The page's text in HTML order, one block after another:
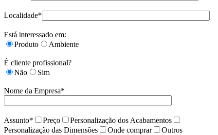
Localidade*
Está interessado em:
Produto
Ambiente
É cliente profissional?
Não
Sim
Nome da Empresa*
Assunto* Preço
Personalização dos Acabamentos
Personalização das Dimensões
Onde comprar
Outros